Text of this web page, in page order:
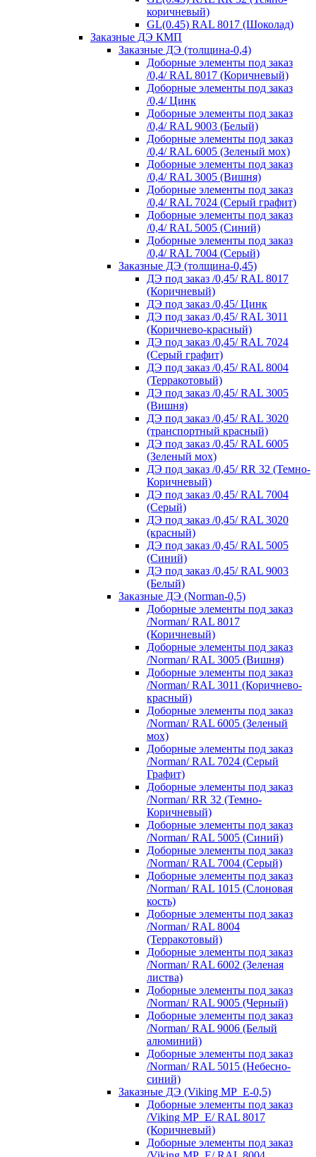
коричневый)
GL(0.45) RAL 8017 (Шоколад)
Заказные ДЭ КМП
Заказные ДЭ (толщина-0,4)
Доборные элементы под заказ
/0,4/ RAL 8017 (Коричневый)
Доборные элементы под заказ
/0,4/ Цинк
Доборные элементы под заказ
/0,4/ RAL 9003 (Белый)
Доборные элементы под заказ
/0,4/ RAL 6005 (Зеленый мох)
Доборные элементы под заказ
/0,4/ RAL 3005 (Вишня)
Доборные элементы под заказ
/0,4/ RAL 7024 (Серый графит)
Доборные элементы под заказ
/0,4/ RAL 5005 (Синий)
Доборные элементы под заказ
/0,4/ RAL 7004 (Серый)
Заказные ДЭ (толщина-0,45)
ДЭ под заказ /0,45/ RAL 8017
(Коричневый)
ДЭ под заказ /0,45/ Цинк
ДЭ под заказ /0,45/ RAL 3011
(Коричнево-красный)
ДЭ под заказ /0,45/ RAL 7024
(Серый графит)
ДЭ под заказ /0,45/ RAL 8004
(Терракотовый)
ДЭ под заказ /0,45/ RAL 3005
(Вишня)
ДЭ под заказ /0,45/ RAL 3020
(транспортный красный)
ДЭ под заказ /0,45/ RAL 6005
(Зеленый мох)
ДЭ под заказ /0,45/ RR 32 (Темно-
Коричневый)
ДЭ под заказ /0,45/ RAL 7004
(Серый)
ДЭ под заказ /0,45/ RAL 3020
(красный)
ДЭ под заказ /0,45/ RAL 5005
(Синий)
ДЭ под заказ /0,45/ RAL 9003
(Белый)
Заказные ДЭ (Norman-0,5)
Доборные элементы под заказ
/Norman/ RAL 8017
(Коричневый)
Доборные элементы под заказ
/Norman/ RAL 3005 (Вишня)
Доборные элементы под заказ
/Norman/ RAL 3011 (Коричнево-
красный)
Доборные элементы под заказ
/Norman/ RAL 6005 (Зеленый
мох)
Доборные элементы под заказ
/Norman/ RAL 7024 (Серый
Графит)
Доборные элементы под заказ
/Norman/ RR 32 (Темно-
Коричневый)
Доборные элементы под заказ
/Norman/ RAL 5005 (Синий)
Доборные элементы под заказ
/Norman/ RAL 7004 (Серый)
Доборные элементы под заказ
/Norman/ RAL 1015 (Слоновая
кость)
Доборные элементы под заказ
/Norman/ RAL 8004
(Терракотовый)
Доборные элементы под заказ
/Norman/ RAL 6002 (Зеленая
листва)
Доборные элементы под заказ
/Norman/ RAL 9005 (Черный)
Доборные элементы под заказ
/Norman/ RAL 9006 (Белый
алюминий)
Доборные элементы под заказ
/Norman/ RAL 5015 (Небесно-
синий)
Заказные ДЭ (Viking MP_E-0,5)
Доборные элементы под заказ
/Viking MP_E/ RAL 8017
(Коричневый)
Доборные элементы под заказ